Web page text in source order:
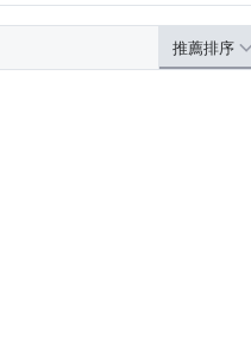
推薦排序